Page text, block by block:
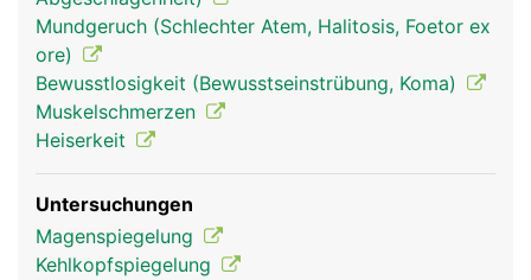
Mittelohr herstellt und für den Druckausgleich
beim Schlucken sorgt.
Mundgeruch (Schlechter Atem, Halitosis, Foetor ex
ore)
Bewusstlosigkeit (Bewusstseinstrübung, Koma)
Muskelschmerzen
Heiserkeit
Untersuchungen
Magenspiegelung
Kehlkopfspiegelung